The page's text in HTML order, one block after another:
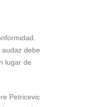
debe
lugar de
Petricevic